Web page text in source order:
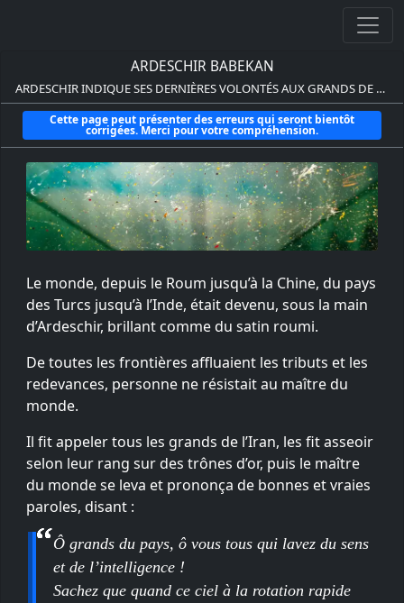
ARDESCHIR BABEKAN
ARDESCHIR INDIQUE SES DERNIÈRES VOLONTÉS AUX GRANDS DE L'IRAN
Cette page peut présenter des erreurs qui seront bientôt
corrigées. Merci pour votre compréhension.
Le monde, depuis le Roum jusqu’à la Chine, du pays
des Turcs jusqu’à l’Inde, était devenu, sous la main
d’Ardeschir, brillant comme du satin roumi.
De toutes les frontières affluaient les tributs et les
redevances, personne ne résistait au maître du
monde.
Il fit appeler tous les grands de l’Iran, les fit asseoir
selon leur rang sur des trônes d’or, puis le maître
du monde se leva et prononça de bonnes et vraies
paroles, disant :
Ô grands du pays, ô vous tous qui lavez du sens
et de l’intelligence !
Sachez que quand ce ciel à la rotation rapide